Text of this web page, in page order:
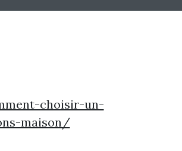
choisir-un-
maison/